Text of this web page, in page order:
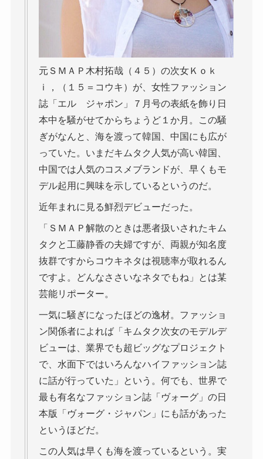
元ＳＭＡＰ木村拓哉（４５）の次女Ｋｏｋ
ｉ，（１５＝コウキ）が、女性ファッション
誌「エル ジャポン」７月号の表紙を飾り日
本中を騒がせてからちょうど１か月。この騒
ぎがなんと、海を渡って韓国、中国にも広が
っていた。いまだキムタク人気が高い韓国、
中国では人気のコスメブランドが、早くもモ
デル起用に興味を示しているというのだ。
近年まれに見る鮮烈デビューだった。
「ＳＭＡＰ解散のときは悪者扱いされたキム
タクと工藤静香の夫婦ですが、両親が知名度
抜群ですからコウキネタは視聴率が取れるん
ですよ。どんなささいなネタでもね」とは某
芸能リポーター。
一気に騒ぎになったほどの逸材。ファッショ
ン関係者によれば「キムタク次女のモデルデ
ビューは、業界でも超ビッグなプロジェクト
で、水面下ではいろんなハイファッション誌
に話が行っていた」という。何でも、世界で
最も有名なファッション誌「ヴォーグ」の日
本版「ヴォーグ・ジャパン」にも話があった
というほどだ。
この人気は早くも海を渡っているという。実